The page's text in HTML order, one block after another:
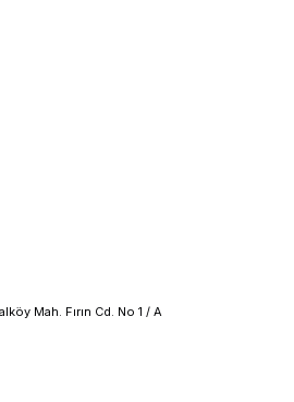
Mah. Fırın Cd. No 1 / A